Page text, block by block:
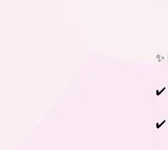
✨
✔
✔